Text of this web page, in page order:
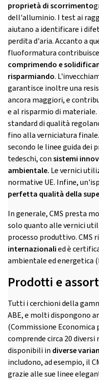
proprietà di scorrimento
dell'alluminio. I test ai
aiutano a identificare i
perdita d'aria. Accanto a
fluoformatura
comprimendo e
risparmiando.
garantisce inoltre una
ancora maggiori, e
e al risparmio di
standard di qualità
fino alla verniciatura
secondo le linee guida dei
tedeschi, consistemi
ambientale. Le vernici
normative UE. Infine,
perfetta qualità della
In generale, CMS presta
solo quanto alle vernici
processo produttivo. CMS
internazionalied è
ambientale ed energetica
Prodotti e
Tutti i cerchioni della
ABE, e molti dispongono
(Commissione
comprende circa 20
disponibili in diverse
includono, ad esempio, il
grazie alle sue linee